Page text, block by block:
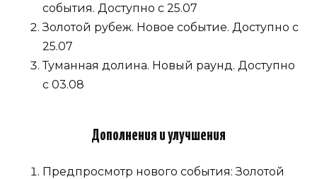
события. Доступно с 25.07
Золотой рубеж. Новое событие. Доступно с
25.07
Туманная долина. Новый раунд. Доступно
с 03.08
Дополнения и улучшения
Предпросмотр нового события: Золотой